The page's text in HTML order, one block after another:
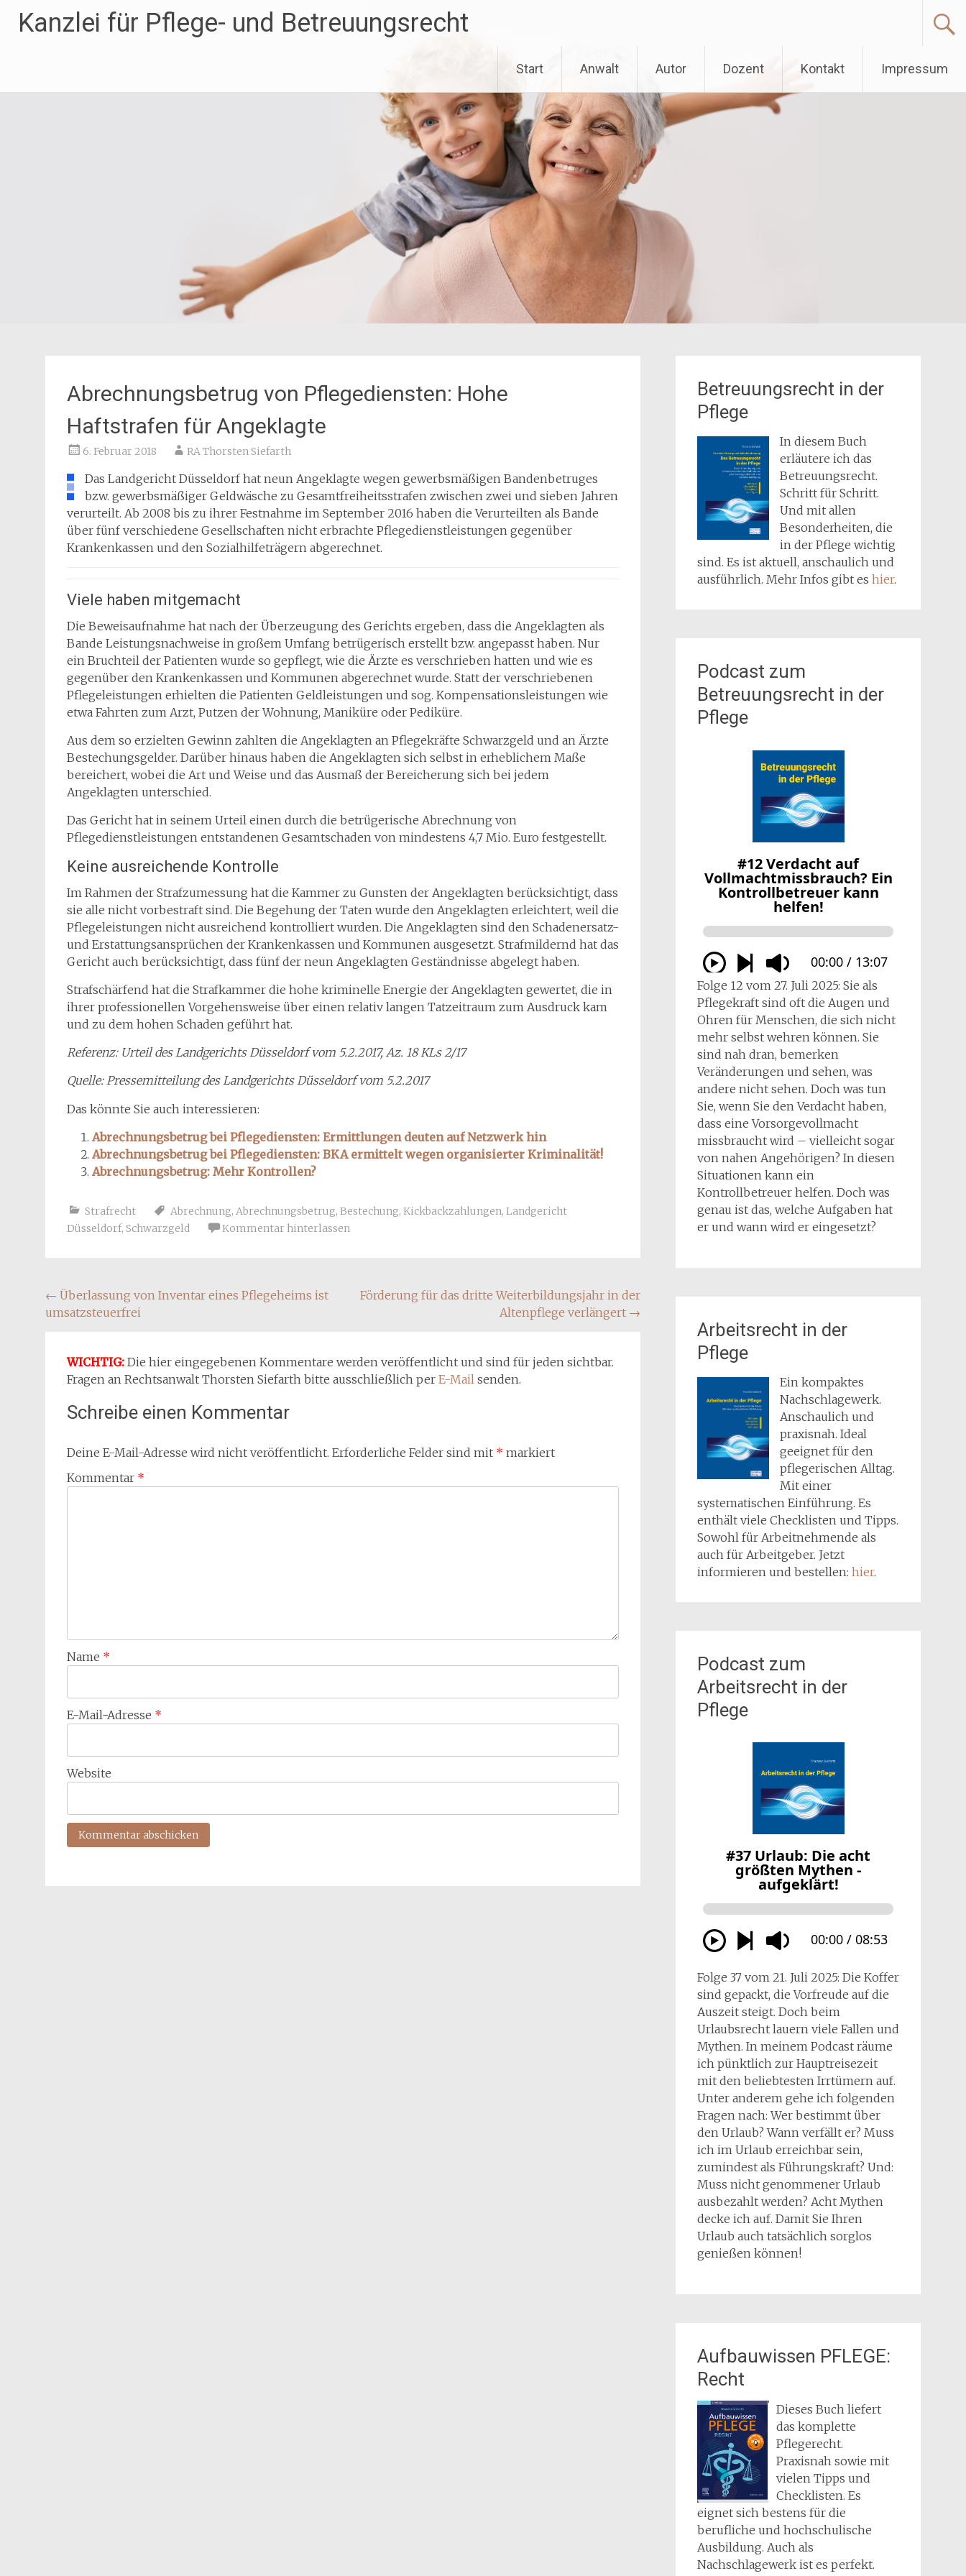
InhaltKanzlei für Pflege- und Betreuungsrecht
Start Anwalt Autor Dozent Kontakt Impressum
Abrechnungsbetrug von Pflegediensten: Hohe
Haftstrafen für Angeklagte
6. Februar 2018 RA Thorsten Siefarth
Das Landgericht Düsseldorf hat neun Angeklagte wegen gewerbsmäßigen Bandenbetruges
bzw. gewerbsmäßiger Geldwäsche zu Gesamtfreiheitsstrafen zwischen zwei und sieben Jahren
verurteilt. Ab 2008 bis zu ihrer Festnahme im September 2016 haben die Verurteilten als Bande
über fünf verschiedene Gesellschaften nicht erbrachte Pflegedienstleistungen gegenüber
Krankenkassen und den Sozialhilfeträgern abgerechnet.
Viele haben mitgemacht
Die Beweisaufnahme hat nach der Überzeugung des Gerichts ergeben, dass die Angeklagten als
Bande Leistungsnachweise in großem Umfang betrügerisch erstellt bzw. angepasst haben. Nur
ein Bruchteil der Patienten wurde so gepflegt, wie die Ärzte es verschrieben hatten und wie es
gegenüber den Krankenkassen und Kommunen abgerechnet wurde. Statt der verschriebenen
Pflegeleistungen erhielten die Patienten Geldleistungen und sog. Kompensationsleistungen wie
etwa Fahrten zum Arzt, Putzen der Wohnung, Maniküre oder Pediküre.
Aus dem so erzielten Gewinn zahlten die Angeklagten an Pflegekräfte Schwarzgeld und an Ärzte
Bestechungsgelder. Darüber hinaus haben die Angeklagten sich selbst in erheblichem Maße
bereichert, wobei die Art und Weise und das Ausmaß der Bereicherung sich bei jedem
Angeklagten unterschied.
Das Gericht hat in seinem Urteil einen durch die betrügerische Abrechnung von
Pflegedienstleistungen entstandenen Gesamtschaden von mindestens 4,7 Mio. Euro festgestellt.
Keine ausreichende Kontrolle
Im Rahmen der Strafzumessung hat die Kammer zu Gunsten der Angeklagten berücksichtigt, dass
sie alle nicht vorbestraft sind. Die Begehung der Taten wurde den Angeklagten erleichtert, weil die
Pflegeleistungen nicht ausreichend kontrolliert wurden. Die Angeklagten sind den Schadenersatz-
und Erstattungsansprüchen der Krankenkassen und Kommunen ausgesetzt. Strafmildernd hat das
Gericht auch berücksichtigt, dass fünf der neun Angeklagten Geständnisse abgelegt haben.
Strafschärfend hat die Strafkammer die hohe kriminelle Energie der Angeklagten gewertet, die in
ihrer professionellen Vorgehensweise über einen relativ langen Tatzeitraum zum Ausdruck kam
und zu dem hohen Schaden geführt hat.
Referenz: Urteil des Landgerichts Düsseldorf vom 5.2.2017, Az. 18 KLs 2/17
Quelle: Pressemitteilung des Landgerichts Düsseldorf vom 5.2.2017
Das könnte Sie auch interessieren:
Abrechnungsbetrug bei Pflegediensten: Ermittlungen deuten auf Netzwerk hin
Abrechnungsbetrug bei Pflegediensten: BKA ermittelt wegen organisierter Kriminalität!
Abrechnungsbetrug: Mehr Kontrollen?
Strafrecht Abrechnung, Abrechnungsbetrug, Bestechung, Kickbackzahlungen, Landgericht
Düsseldorf, Schwarzgeld Kommentar hinterlassen
Beitragsnavigation
← Überlassung von Inventar eines Pflegeheims ist
umsatzsteuerfrei
Förderung für das dritte Weiterbildungsjahr in der
Altenpflege verlängert →
WICHTIG: Die hier eingegebenen Kommentare werden veröffentlicht und sind für jeden sichtbar.
Fragen an Rechtsanwalt Thorsten Siefarth bitte ausschließlich per E-Mail senden.
Schreibe einen Kommentar
Deine E-Mail-Adresse wird nicht veröffentlicht. Erforderliche Felder sind mit * markiert
Kommentar *
Name *
E-Mail-Adresse *
Website
Betreuungsrecht in der
Pflege
In diesem Buch
erläutere ich das
Betreuungsrecht.
Schritt für Schritt.
Und mit allen
Besonderheiten, die
in der Pflege wichtig
sind. Es ist aktuell, anschaulich und
ausführlich. Mehr Infos gibt es hier.
Podcast zum
Betreuungsrecht in der
Pflege
Folge 12 vom 27. Juli 2025: Sie als
Pflegekraft sind oft die Augen und
Ohren für Menschen, die sich nicht
mehr selbst wehren können. Sie
sind nah dran, bemerken
Veränderungen und sehen, was
andere nicht sehen. Doch was tun
Sie, wenn Sie den Verdacht haben,
dass eine Vorsorgevollmacht
missbraucht wird – vielleicht sogar
von nahen Angehörigen? In diesen
Situationen kann ein
Kontrollbetreuer helfen. Doch was
genau ist das, welche Aufgaben hat
er und wann wird er eingesetzt?
Arbeitsrecht in der
Pflege
Ein kompaktes
Nachschlagewerk.
Anschaulich und
praxisnah. Ideal
geeignet für den
pflegerischen Alltag.
Mit einer
systematischen Einführung. Es
enthält viele Checklisten und Tipps.
Sowohl für Arbeitnehmende als
auch für Arbeitgeber. Jetzt
informieren und bestellen: hier.
Podcast zum
Arbeitsrecht in der
Pflege
Folge 37 vom 21. Juli 2025: Die Koffer
sind gepackt, die Vorfreude auf die
Auszeit steigt. Doch beim
Urlaubsrecht lauern viele Fallen und
Mythen. In meinem Podcast räume
ich pünktlich zur Hauptreisezeit
mit den beliebtesten Irrtümern auf.
Unter anderem gehe ich folgenden
Fragen nach: Wer bestimmt über
den Urlaub? Wann verfällt er? Muss
ich im Urlaub erreichbar sein,
zumindest als Führungskraft? Und:
Muss nicht genommener Urlaub
ausbezahlt werden? Acht Mythen
decke ich auf. Damit Sie Ihren
Urlaub auch tatsächlich sorglos
genießen können!
Aufbauwissen PFLEGE:
Recht
Dieses Buch liefert
das komplette
Pflegerecht.
Praxisnah sowie mit
vielen Tipps und
Checklisten. Es
eignet sich bestens für die
berufliche und hochschulische
Ausbildung. Auch als
Nachschlagewerk ist es perfekt.